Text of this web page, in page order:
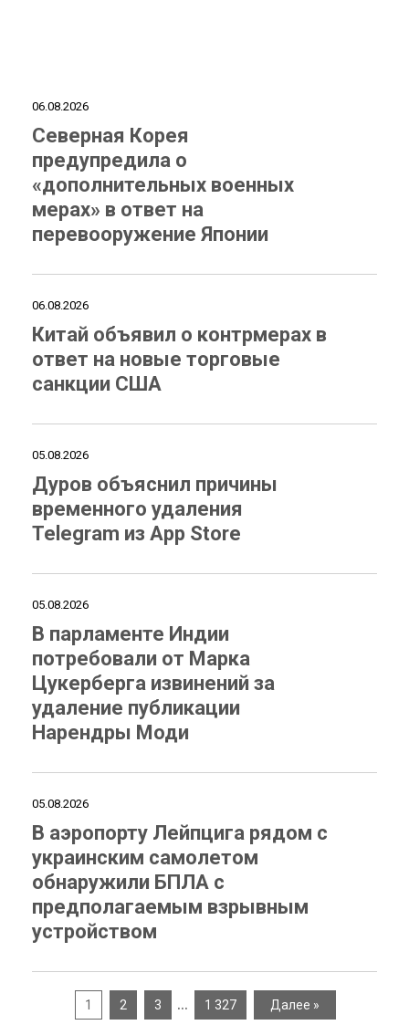
06.08.2026
Северная Корея
предупредила о
«дополнительных военных
мерах» в ответ на
перевооружение Японии
06.08.2026
Китай объявил о контрмерах в
ответ на новые торговые
санкции США
05.08.2026
Дуров объяснил причины
временного удаления
Telegram из App Store
05.08.2026
В парламенте Индии
потребовали от Марка
Цукерберга извинений за
удаление публикации
Нарендры Моди
05.08.2026
В аэропорту Лейпцига рядом с
украинским самолетом
обнаружили БПЛА с
предполагаемым взрывным
устройством
1 2 3 … 1 327 Далее »